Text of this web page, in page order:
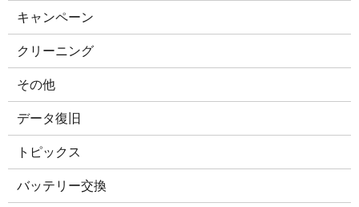
キャンペーン
クリーニング
その他
データ復旧
トピックス
バッテリー交換